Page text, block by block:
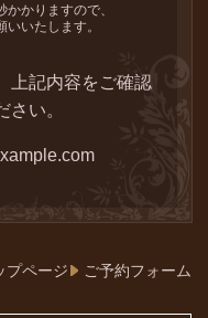
かりますので、
いたします。
上記内容をご確認
い。
プページ ご予約フォーム